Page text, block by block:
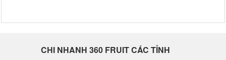
CHI NHANH 360 FRUIT CÁC TỈNH